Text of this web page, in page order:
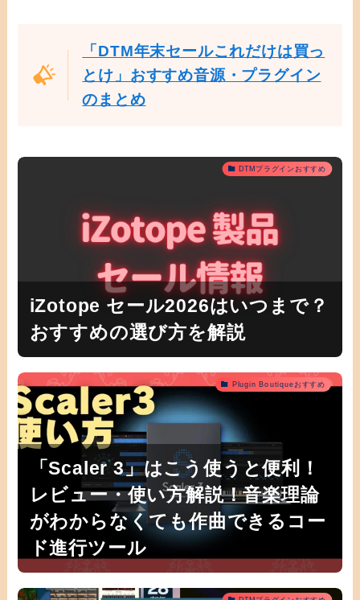
「DTM年末セールこれだけは買っ
とけ」おすすめ音源・プラグイン
のまとめ
DTMプラグインおすすめ
iZotope セール2026はいつまで？
おすすめの選び方を解説
Plugin Boutiqueおすすめ
「Scaler 3」はこう使うと便利！
レビュー・使い方解説！音楽理論
がわからなくても作曲できるコー
ド進行ツール